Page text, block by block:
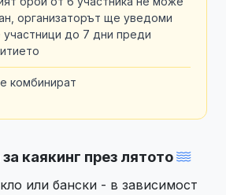
организаторът ще уведоми
участници до 7 дни преди
комбинират
каякинг през лятото
или бански - в зависимост